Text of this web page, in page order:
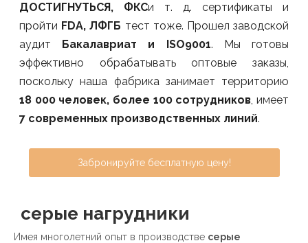
ДОСТИГНУТЬСЯ, ФКСи т. д. сертификаты и
пройти FDA, ЛФГБ тест тоже. Прошел заводской
аудит Бакалавриат и ISO9001. Мы готовы
эффективно обрабатывать оптовые заказы,
поскольку наша фабрика занимает территорию
18 000 человек, более 100 сотрудников, имеет
7 современных производственных линий.
Забронируйте бесплатную цену!
серые нагрудники
Имея многолетний опыт в производстве серые